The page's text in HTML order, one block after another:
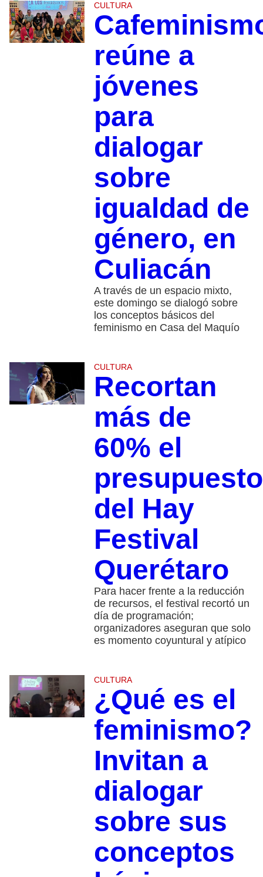
CULTURA
reúne a
jóvenes
para
dialogar
sobre
igualdad de
género, en
Culiacán
A través de un espacio mixto,
este domingo se dialogó sobre
los conceptos básicos del
feminismo en Casa del Maquío
CULTURA
Recortan
más de
60% el
presupuesto
del Hay
Festival
Querétaro
Para hacer frente a la reducción
de recursos, el festival recortó un
día de programación;
organizadores aseguran que solo
es momento coyuntural y atípico
CULTURA
¿Qué es el
feminismo?
Invitan a
dialogar
sobre sus
conceptos